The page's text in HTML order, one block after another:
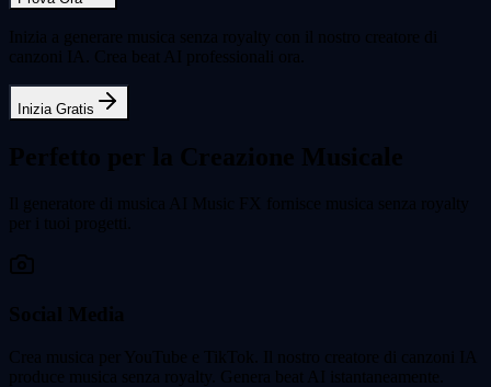
Inizia a generare musica senza royalty con il nostro creatore di
canzoni IA. Crea beat AI professionali ora.
Inizia Gratis
Perfetto per la Creazione Musicale
Il generatore di musica AI Music FX fornisce musica senza royalty
per i tuoi progetti.
Social Media
Crea musica per YouTube e TikTok. Il nostro creatore di canzoni IA
produce musica senza royalty. Genera beat AI istantaneamente.